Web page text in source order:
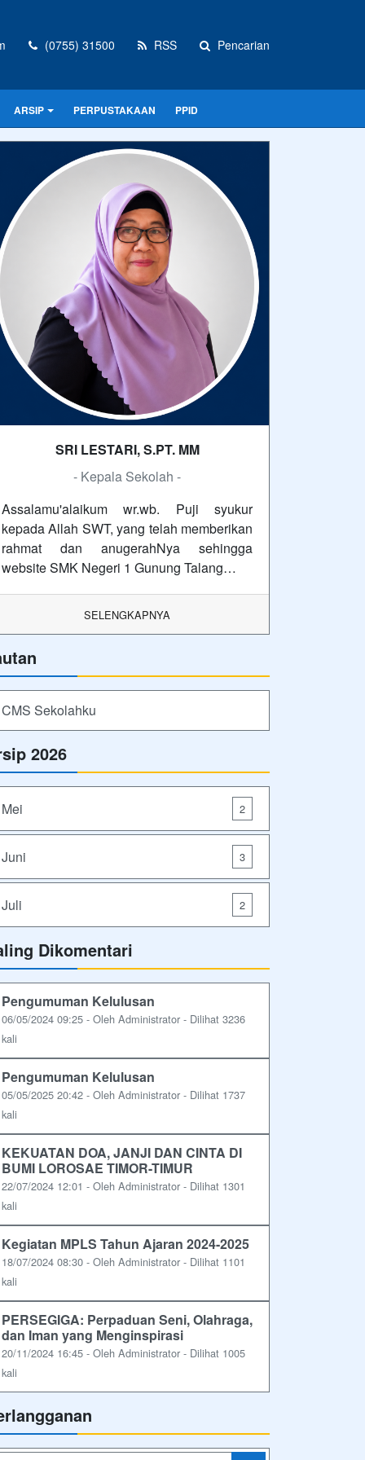
(0755) 31500 RSS Pencarian
ARSIP PERPUSTAKAAN PPID
SRI LESTARI, S.PT. MM
- Kepala Sekolah -
Assalamu'alaikum wr.wb. Puji syukur
kepada Allah SWT, yang telah memberikan
rahmat dan anugerahNya sehingga
website SMK Negeri 1 Gunung Talang…
SELENGKAPNYA
CMS Sekolahku
2026
Mei 2
Juni 3
Juli 2
Dikomentari
Pengumuman Kelulusan
06/05/2024 09:25 - Oleh Administrator - Dilihat 3236
kali
Pengumuman Kelulusan
05/05/2025 20:42 - Oleh Administrator - Dilihat 1737
kali
KEKUATAN DOA, JANJI DAN CINTA DI
BUMI LOROSAE TIMOR-TIMUR
22/07/2024 12:01 - Oleh Administrator - Dilihat 1301
kali
Kegiatan MPLS Tahun Ajaran 2024-2025
18/07/2024 08:30 - Oleh Administrator - Dilihat 1101
kali
PERSEGIGA: Perpaduan Seni, Olahraga,
dan Iman yang Menginspirasi
20/11/2024 16:45 - Oleh Administrator - Dilihat 1005
kali